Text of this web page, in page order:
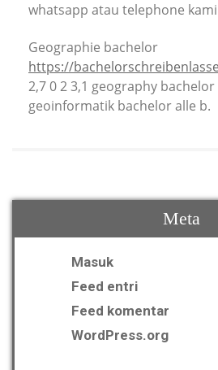
whatsapp atau telephone
Geographie bachelor
https://
2,7 0 2 3,1 geography bachelor
geoinformatik bachelor alle b.
Meta
Masuk
Feed entri
Feed komentar
WordPress.org